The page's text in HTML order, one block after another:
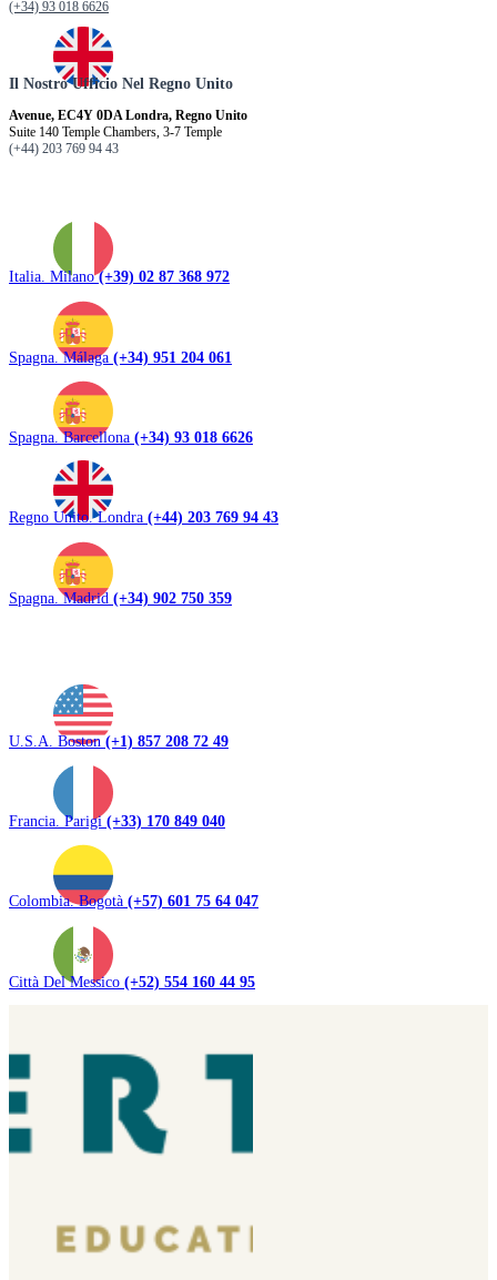
(+34) 93 018 6626
Il Nostro Ufficio Nel Regno Unito
Avenue, EC4Y 0DA Londra, Regno Unito
Suite 140 Temple Chambers, 3-7 Temple
(+44) 203 769 94 43
Italia. Milano(+39) 02 87 368 972
Spagna. Málaga (+34) 951 204 061
Spagna. Barcellona (+34) 93 018 6626
Regno Unito. Londra (+44) 203 769 94 43
Spagna. Madrid (+34) 902 750 359
U.S.A. Boston(+1) 857 208 72 49
Francia. Parigi(+33) 170 849 040
Colombia. Bogotà (+57) 601 75 64 047
Città Del Messico (+52) 554 160 44 95